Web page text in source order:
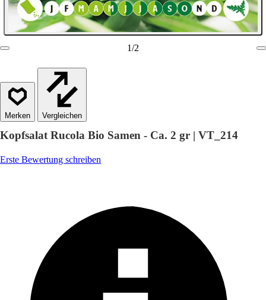
1/2
Vergleichen
Kopfsalat Rucola Bio Samen - Ca. 2 gr | VT_214
Erste Bewertung schreiben